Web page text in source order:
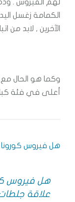
لهم الفيروس . وده
الكمامة زغسل
الآخرين , لابد من
وكما هو الحال مع
أعلى في فئة كبار
هل فيروس كورونا
هل فيروس
علاقة جلطات